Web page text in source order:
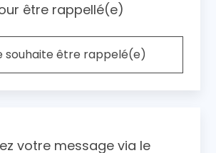
être rappellé(e)
souhaite être rappelé(e)
votre message via le